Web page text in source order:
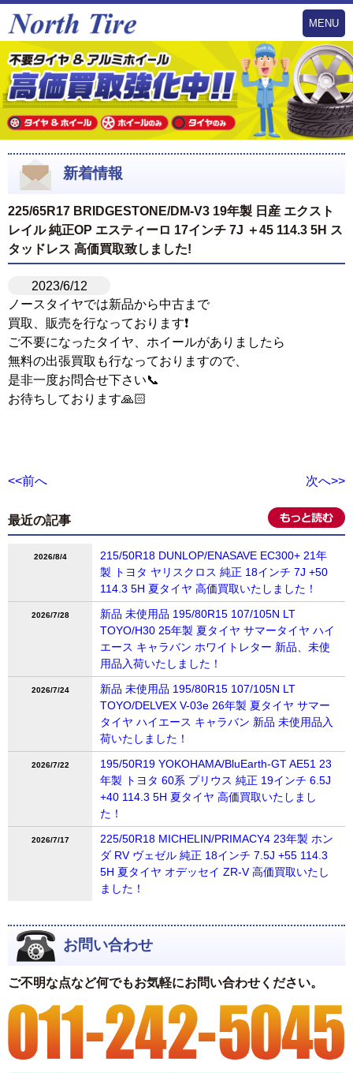
MENU
新着情報
225/65R17 BRIDGESTONE/DM-V3 19年製 日産 エクスト
レイル 純正OP エスティーロ 17インチ 7J ＋45 114.3 5H ス
タッドレス 高価買取致しました!
2023/6/12
ノースタイヤでは新品から中古まで
買取、販売を行なっております❗️
ご不要になったタイヤ、ホイールがありましたら
無料の出張買取も行なっておりますので、
是非一度お問合せ下さい📞
お待ちしております🙏🏻
<<前へ 次へ>>
最近の記事
2026/8/4
215/50R18 DUNLOP/ENASAVE EC300+ 21年
製 トヨタ ヤリスクロス 純正 18インチ 7J +50
114.3 5H 夏タイヤ 高価買取いたしました！
2026/7/28
新品 未使用品 195/80R15 107/105N LT
TOYO/H30 25年製 夏タイヤ サマータイヤ ハイ
エース キャラバン ホワイトレター 新品、未使
用品入荷いたしました！
2026/7/24
新品 未使用品 195/80R15 107/105N LT
TOYO/DELVEX V-03e 26年製 夏タイヤ サマー
タイヤ ハイエース キャラバン 新品 未使用品入
荷いたしました！
2026/7/22
195/50R19 YOKOHAMA/BluEarth-GT AE51 23
年製 トヨタ 60系 プリウス 純正 19インチ 6.5J
+40 114.3 5H 夏タイヤ 高価買取いたしまし
た！
2026/7/17
225/50R18 MICHELIN/PRIMACY4 23年製 ホン
ダ RV ヴェゼル 純正 18インチ 7.5J +55 114.3
5H 夏タイヤ オデッセイ ZR-V 高価買取いたし
ました！
お問い合わせ
ご不明な点など何でもお気軽にお問い合わせください。